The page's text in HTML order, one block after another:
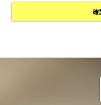
以下に定めのない目的で個
からのご連絡の対応
不動産会社との業務におけ
・ 本サイトからのメールマ
・ その他、本サイトの不動
確